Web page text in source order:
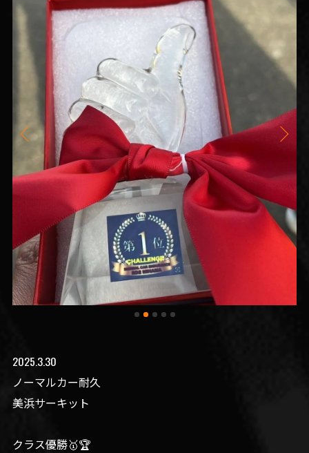
2025.3.30
ノーマルカー耐久
美浜サーキット
クラス優勝🥇🏆